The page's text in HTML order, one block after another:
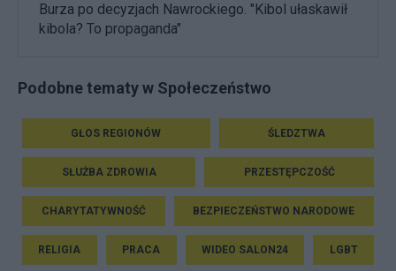
Burza po decyzjach Nawrockiego. "Kibol ułaskawił
kibola? To propaganda"
Podobne tematy w Społeczeństwo
GŁOS REGIONÓW ŚLEDZTWA
SŁUŻBA ZDROWIA PRZESTĘPCZOŚĆ
CHARYTATYWNOŚĆ BEZPIECZEŃSTWO NARODOWE
RELIGIA PRACA WIDEO SALON24 LGBT